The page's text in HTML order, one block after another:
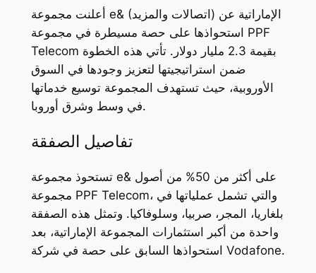
أعلنت مجموعة e& (اتصالات والمزيد) الإماراتية عن
استحواذها على حصة مسيطرة في مجموعة PPF
Telecom بقيمة 2.3 مليار دولار. تأتي هذه الخطوة
ضمن استراتيجيتها لتعزيز وجودها في السوق
الأوروبية، حيث تستهدف المجموعة توسيع خدماتها
في وسط وشرق أوروبا.
تفاصيل الصفقة
تستحوذ مجموعة e& على أكثر من 50% من أصول
مجموعة PPF Telecom، والتي تشمل عملياتها في
بلغاريا، المجر، صربيا، وسلوفاكيا. وتمثل هذه الصفقة
واحدة من أكبر استثمارات المجموعة الإماراتية، بعد
استحواذها السابق على حصة في شركة Vodafone.